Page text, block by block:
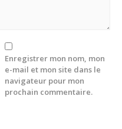
Enregistrer mon nom, mon
e-mail et mon site dans le
navigateur pour mon
prochain commentaire.